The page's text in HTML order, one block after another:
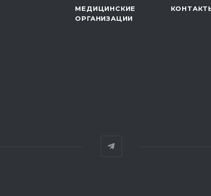
МЕДИЦИНСКИЕ
ОРГАНИЗАЦИИ